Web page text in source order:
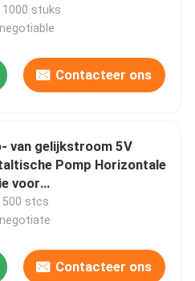
1000 stuks
Contacteer ons
van gelijkstroom 5V
Pomp Horizontale
voor
500 stcs
Contacteer ons